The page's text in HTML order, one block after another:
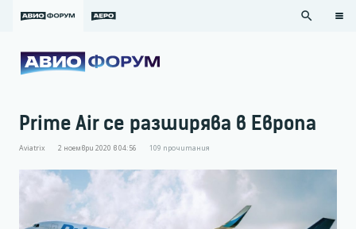
search
Prime Air се разширява в Европа
Aviatrix 2 ноември 2020 в 04:56 109 прочитания